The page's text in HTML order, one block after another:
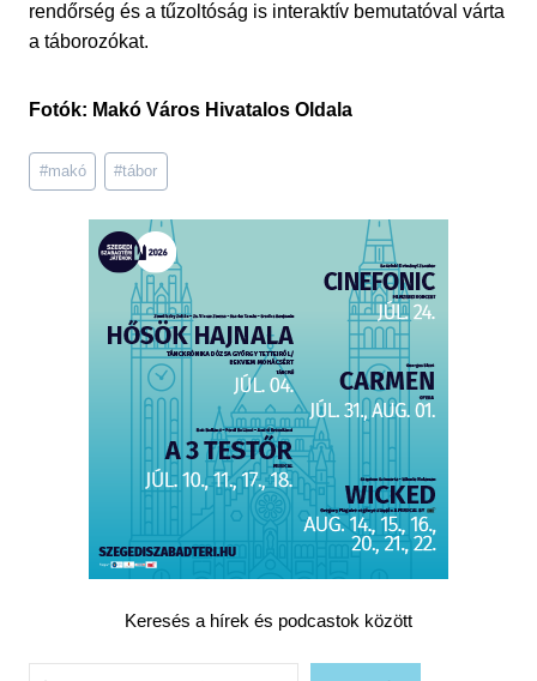
rendőrség és a tűzoltóság is interaktív bemutatóval várta
a táborozókat.
Fotók: Makó Város Hivatalos Oldala
Post
Tags:
#makó #tábor
Keresés a hírek és podcastok között
Keresés